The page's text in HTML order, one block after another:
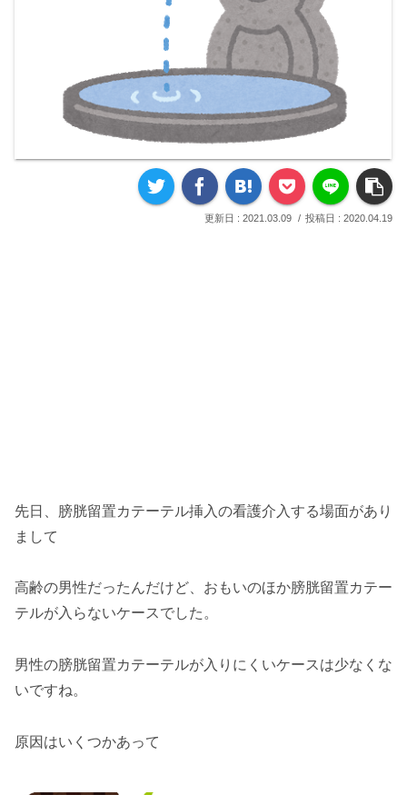
2021.03.09 2020.04.19
先日、膀胱留置カテーテル挿入の看護介入する場面があり
まして
高齢の男性だったんだけど、おもいのほか膀胱留置カテー
テルが入らないケースでした。
男性の膀胱留置カテーテルが入りにくいケースは少なくな
いですね。
原因はいくつかあって